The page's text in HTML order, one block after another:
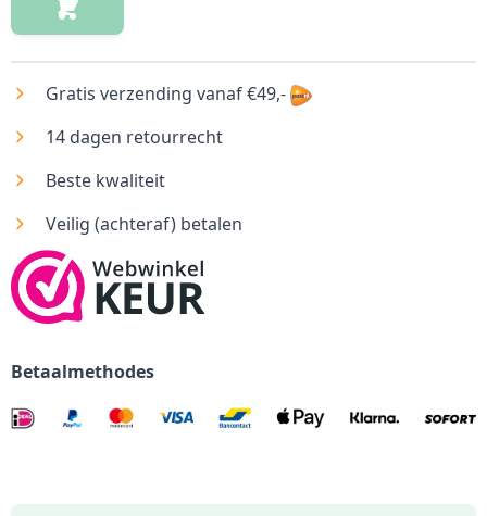
Gratis verzending vanaf €49,-
14 dagen retourrecht
Beste kwaliteit
Veilig (achteraf) betalen
Betaalmethodes